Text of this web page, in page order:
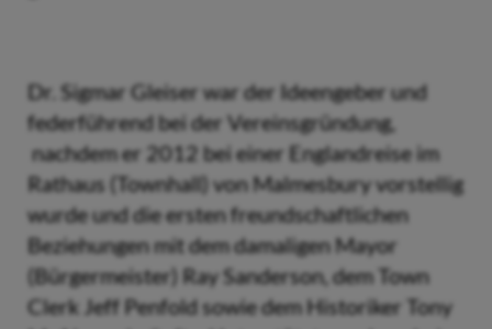
Dr. Sigmar Gleiser war der Ideengeber und
federführend bei der Vereinsgründung,
nachdem er 2012 bei einer Englandreise im
Rathaus (Townhall) von Malmesbury vorstellig
wurde und die ersten freundschaftlichen
Beziehungen mit dem damaligen Mayor
(Bürgermeister) Ray Sanderson, dem Town
Clerk Jeff Penfold sowie dem Historiker Tony